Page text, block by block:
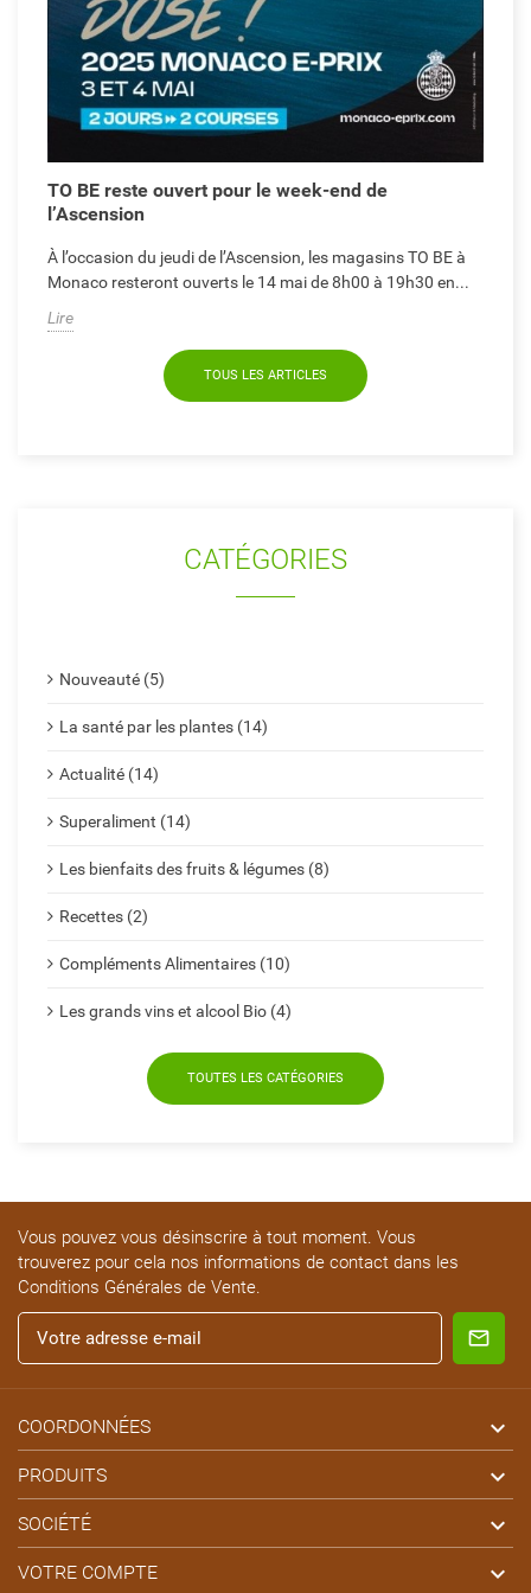
TO BE reste ouvert pour le week-end de
l’Ascension
À l’occasion du jeudi de l’Ascension, les magasins TO BE à
Monaco resteront ouverts le 14 mai de 8h00 à 19h30 en...
Lire
TOUS LES ARTICLES
CATÉGORIES
Nouveauté (5)
La santé par les plantes (14)
Actualité (14)
Superaliment (14)
Les bienfaits des fruits & légumes (8)
Recettes (2)
Compléments Alimentaires (10)
Les grands vins et alcool Bio (4)
TOUTES LES CATÉGORIES
Vous pouvez vous désinscrire à tout moment. Vous
trouverez pour cela nos informations de contact dans les
Conditions Générales de Vente.
COORDONNÉES 
PRODUITS 
SOCIÉTÉ 
VOTRE COMPTE 